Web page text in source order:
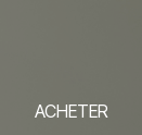
ACHETER